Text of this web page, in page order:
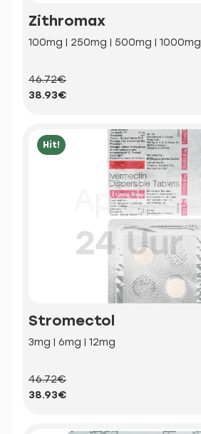
Zithromax
100mg | 250mg | 500mg | 1000mg
46.72€
38.93€
Hit!
Stromectol
3mg | 6mg | 12mg
46.72€
38.93€